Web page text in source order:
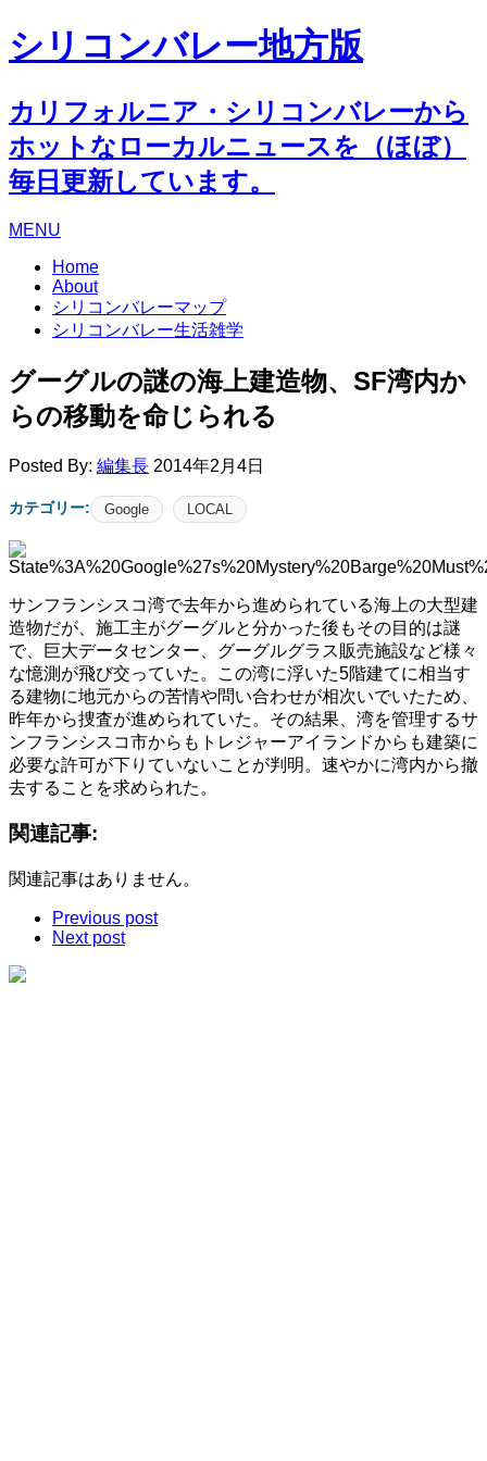
シリコンバレー地方版
カリフォルニア・シリコンバレーから
ホットなローカルニュースを（ほぼ）
毎日更新しています。
MENU
Home
About
シリコンバレーマップ
シリコンバレー生活雑学
グーグルの謎の海上建造物、SF湾内か
らの移動を命じられる
Posted By: 編集長 2014年2月4日
カテゴリー: Google LOCAL
サンフランシスコ湾で去年から進められている海上の大型建
造物だが、施工主がグーグルと分かった後もその目的は謎
で、巨大データセンター、グーグルグラス販売施設など様々
な憶測が飛び交っていた。この湾に浮いた5階建てに相当す
る建物に地元からの苦情や問い合わせが相次いでいたため、
昨年から捜査が進められていた。その結果、湾を管理するサ
ンフランシスコ市からもトレジャーアイランドからも建築に
必要な許可が下りていないことが判明。速やかに湾内から撤
去することを求められた。
関連記事:
関連記事はありません。
Previous post
Next post